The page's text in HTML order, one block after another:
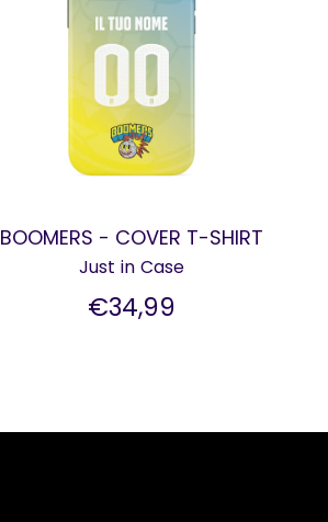
BOOMERS - COVER T-SHIRT
Just in Case
€34,99